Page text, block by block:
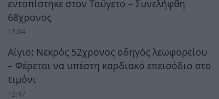
εντοπίστηκε στον Ταΰγετο – Συνελήφθη
68χρονος
13:04
Αίγιο: Νεκρός 52χρονος οδηγός λεωφορείου
– Φέρεται να υπέστη καρδιακό επεισόδιο στο
τιμόνι
12:47